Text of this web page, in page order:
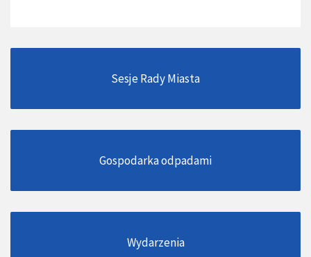
Sesje Rady Miasta
Gospodarka odpadami
Wydarzenia